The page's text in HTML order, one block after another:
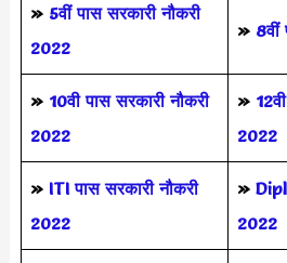
» 5वीं पास सरकारी नौकरी
2022
» 8वीं
» 10वी पास सरकारी नौकरी
2022
»
2022
» ITI पास सरकारी नौकरी
2022
»
2022